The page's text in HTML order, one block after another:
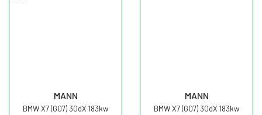
MANN
BMW X7 (G07) 30dX 183kw
MANN
BMW X7 (G07) 30dX 183kw